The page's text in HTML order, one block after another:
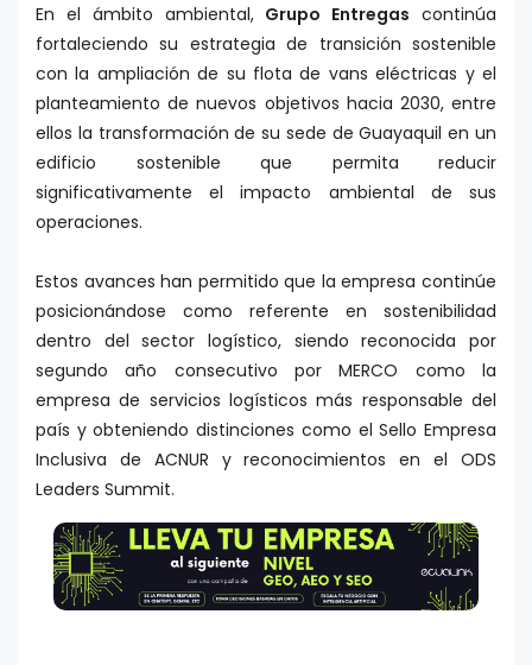
En el ámbito ambiental, Grupo Entregas continúa
fortaleciendo su estrategia de transición sostenible
con la ampliación de su flota de vans eléctricas y el
planteamiento de nuevos objetivos hacia 2030, entre
ellos la transformación de su sede de Guayaquil en un
edificio sostenible que permita reducir
significativamente el impacto ambiental de sus
operaciones.
Estos avances han permitido que la empresa continúe
posicionándose como referente en sostenibilidad
dentro del sector logístico, siendo reconocida por
segundo año consecutivo por MERCO como la
empresa de servicios logísticos más responsable del
país y obteniendo distinciones como el Sello Empresa
Inclusiva de ACNUR y reconocimientos en el ODS
Leaders Summit.